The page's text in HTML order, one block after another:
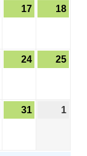
17 18
24 25
31 1